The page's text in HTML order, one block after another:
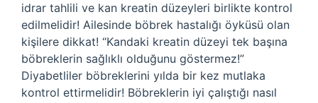
idrar tahlili ve kan kreatin düzeyleri birlikte kontrol
edilmelidir! Ailesinde böbrek hastalığı öyküsü olan
kişilere dikkat! “Kandaki kreatin düzeyi tek başına
böbreklerin sağlıklı olduğunu göstermez!”
Diyabetliler böbreklerini yılda bir kez mutlaka
kontrol ettirmelidir! Böbreklerin iyi çalıştığı nasıl